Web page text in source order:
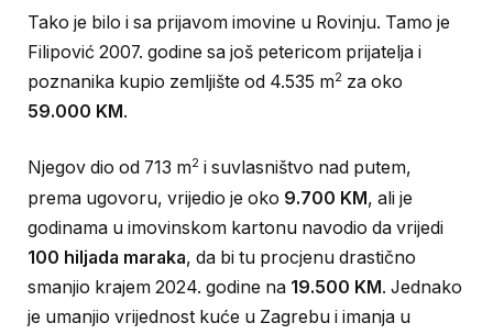
Tako je bilo i sa prijavom imovine u Rovinju. Tamo je
Filipović 2007. godine sa još petericom prijatelja i
poznanika kupio zemljište od 4.535 m2 za oko
59.000 KM.
Njegov dio od 713 m2 i suvlasništvo nad putem,
prema ugovoru, vrijedio je oko 9.700 KM, ali je
godinama u imovinskom kartonu navodio da vrijedi
100 hiljada maraka, da bi tu procjenu drastično
smanjio krajem 2024. godine na 19.500 KM. Jednako
je umanjio vrijednost kuće u Zagrebu i imanja u